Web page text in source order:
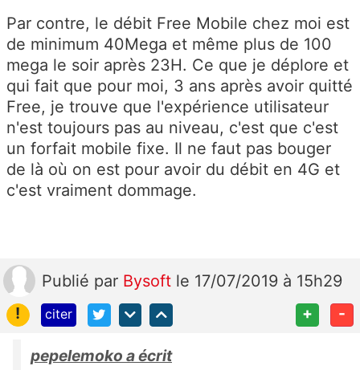
Par contre, le débit Free Mobile chez moi est
de minimum 40Mega et même plus de 100
mega le soir après 23H. Ce que je déplore et
qui fait que pour moi, 3 ans après avoir quitté
Free, je trouve que l'expérience utilisateur
n'est toujours pas au niveau, c'est que c'est
un forfait mobile fixe. Il ne faut pas bouger
de là où on est pour avoir du débit en 4G et
c'est vraiment dommage.
Publié par Bysoft le 17/07/2019 à 15h29
!
citer + -
pepelemoko a écrit